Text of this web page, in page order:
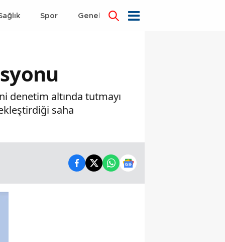
Spor Genel Dünya
denetim altında tutmayı
saha